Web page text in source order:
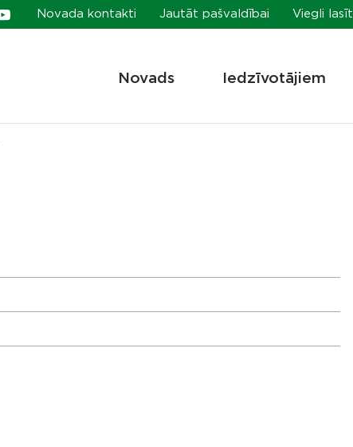
Novada kontakti Jautāt pašvaldībai Viegli lasīt
Novads Iedzīvotājiem